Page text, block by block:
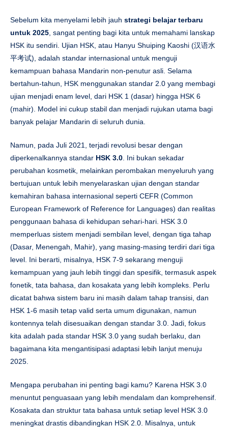
Sebelum kita menyelami lebih jauh strategi belajar terbaru
untuk 2025 , sangat penting bagi kita untuk memahami lanskap
HSK itu sendiri. Ujian HSK, atau Hanyu Shuiping Kaoshi (汉语水
平考试), adalah standar internasional untuk menguji
kemampuan bahasa Mandarin non-penutur asli. Selama
bertahun-tahun, HSK menggunakan standar 2.0 yang membagi
ujian menjadi enam level, dari HSK 1 (dasar) hingga HSK 6
(mahir). Model ini cukup stabil dan menjadi rujukan utama bagi
banyak pelajar Mandarin di seluruh dunia.
Namun, pada Juli 2021, terjadi revolusi besar dengan
diperkenalkannya standar HSK 3.0 . Ini bukan sekadar
perubahan kosmetik, melainkan perombakan menyeluruh yang
bertujuan untuk lebih menyelaraskan ujian dengan standar
kemahiran bahasa internasional seperti CEFR (Common
European Framework of Reference for Languages) dan realitas
penggunaan bahasa di kehidupan sehari-hari. HSK 3.0
memperluas sistem menjadi sembilan level, dengan tiga tahap
(Dasar, Menengah, Mahir), yang masing-masing terdiri dari tiga
level. Ini berarti, misalnya, HSK 7-9 sekarang menguji
kemampuan yang jauh lebih tinggi dan spesifik, termasuk aspek
fonetik, tata bahasa, dan kosakata yang lebih kompleks. Perlu
dicatat bahwa sistem baru ini masih dalam tahap transisi, dan
HSK 1-6 masih tetap valid serta umum digunakan, namun
kontennya telah disesuaikan dengan standar 3.0. Jadi, fokus
kita adalah pada standar HSK 3.0 yang sudah berlaku, dan
bagaimana kita mengantisipasi adaptasi lebih lanjut menuju
2025.
Mengapa perubahan ini penting bagi kamu? Karena HSK 3.0
menuntut penguasaan yang lebih mendalam dan komprehensif.
Kosakata dan struktur tata bahasa untuk setiap level HSK 3.0
meningkat drastis dibandingkan HSK 2.0. Misalnya, untuk